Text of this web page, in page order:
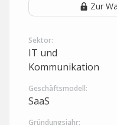
Zur
Sektor:
IT und
Kommunikation
Geschäftsmodell:
SaaS
Gründungsjahr: